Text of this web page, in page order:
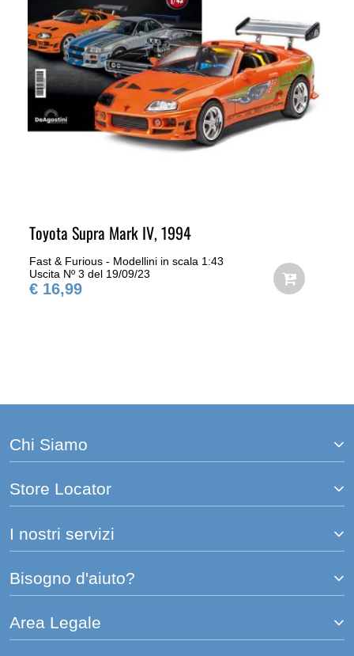
Toyota Supra Mark IV, 1994
Fast & Furious - Modellini in scala 1:43
Uscita Nº 3 del 19/09/23
€ 16,99
Chi Siamo
Store Locator
I nostri servizi
Bisogno d'aiuto?
Area Legale